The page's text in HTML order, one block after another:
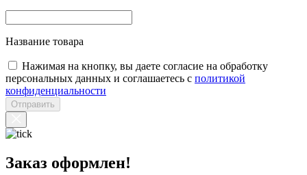
Название товара
Нажимая на кнопку, вы даете согласие на обработку
персональных данных и соглашаетесь с политикой
конфиденциальности
Отправить
Заказ оформлен!